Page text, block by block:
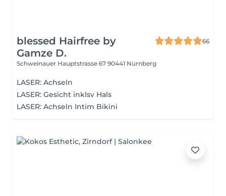
blessed Hairfree by
Gamze D.
66
Schweinauer Hauptstrasse 67 90441 Nürnberg
LASER: Achseln
LASER: Gesicht inklsv Hals
LASER: Achseln Intim Bikini